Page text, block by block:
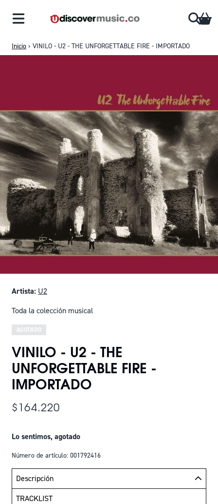
Inicio › VINILO - U2 - THE UNFORGETTABLE FIRE - IMPORTADO
Artista: U2
Toda la colección musical
AGOTADO
VINILO - U2 - THE
UNFORGETTABLE FIRE -
IMPORTADO
$164.220
Lo sentimos, agotado
Número de artículo: 001792416
Descripción
TRACKLIST